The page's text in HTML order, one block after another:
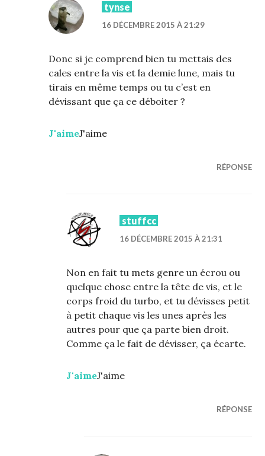
tynse
16 DÉCEMBRE 2015 À 21:29
Donc si je comprend bien tu mettais des
cales entre la vis et la demie lune, mais tu
tirais en même temps ou tu c’est en
dévissant que ça ce déboiter ?
J'aimeJ'aime
RÉPONSE
stuffcc
16 DÉCEMBRE 2015 À 21:31
Non en fait tu mets genre un écrou ou
quelque chose entre la tête de vis, et le
corps froid du turbo, et tu dévisses petit
à petit chaque vis les unes après les
autres pour que ça parte bien droit.
Comme ça le fait de dévisser, ça écarte.
J'aimeJ'aime
RÉPONSE